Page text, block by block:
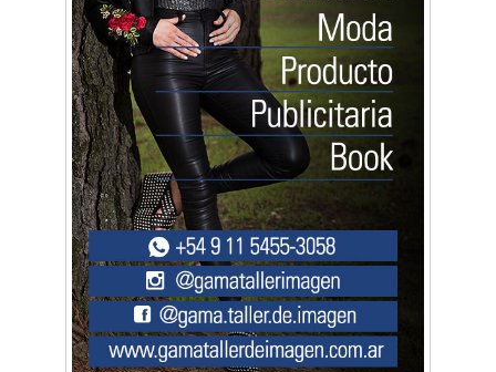
Artística Catalina
Artística Veral
BAIC Ramos Mejía
Brisé Estudio de Danzas
Buenos Aires Equipar